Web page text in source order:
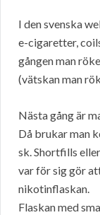
I den svenska
e-cigaretter,
gången man
(vätskan man
Nästa gång är
Då brukar man
sk. Shortfills
var för sig gör
nikotinflaskan.
Flaskan med